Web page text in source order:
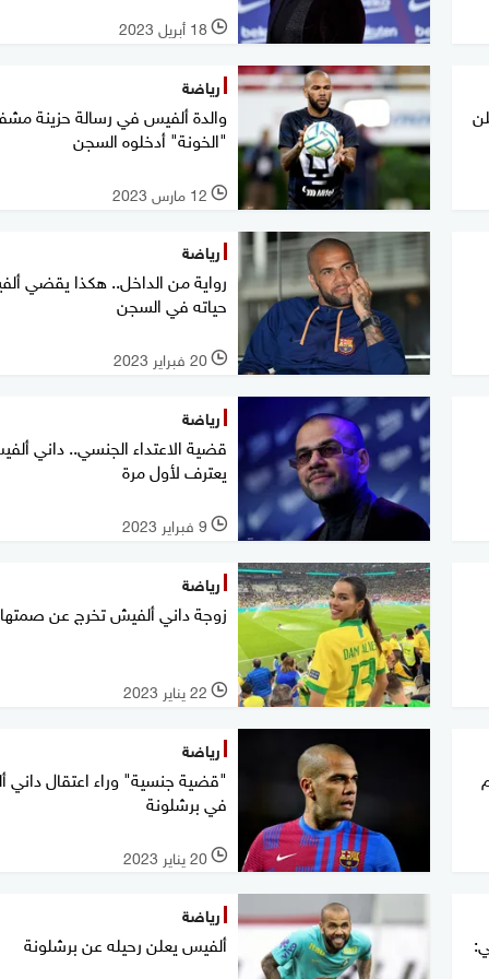
l 18 أبريل 2023
رياضة
والدة ألفيس في رسالة حزينة
"الخونة" أدخلوه السجن
l 12 مارس 2023
رياضة
رواية من الداخل.. هكذا يقضي
حياته في السجن
l 20 فبراير 2023
رياضة
قضية الاعتداء الجنسي.. داني
يعترف لأول مرة
l 9 فبراير 2023
رياضة
زوجة داني ألفيش تخرج عن صمتها
l 22 يناير 2023
رياضة
"قضية جنسية" وراء اعتقال داني
في برشلونة
l 20 يناير 2023
رياضة
ألفيس يعلن رحيله عن برشلونة